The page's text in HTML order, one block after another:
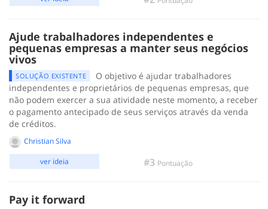
Ajude trabalhadores independentes e
pequenas empresas a manter seus negócios
vivos
SOLUÇÃO EXISTENTE
O objetivo é ajudar trabalhadores
independentes e proprietários de pequenas empresas, que
não podem exercer a sua atividade neste momento, a receber
o pagamento antecipado de seus serviços através da venda
de créditos.
Christian Silva
#3 Pontuação
ver ideia
Pay it forward